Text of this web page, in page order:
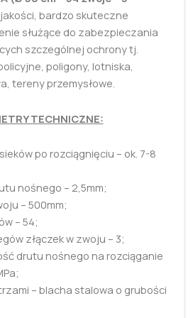
bardzo skuteczne
służące do zabezpieczania
szczególnej ochrony tj.
poligony, lotniska,
tereny przemysłowe.
TECHNICZNE:
po rozciągnięciu – ok. 7-8
nośnego – 2,5mm;
– 500mm;
– 54;
złączek w zwoju – 3;
drutu nośnego na rozciąganie
– blacha stalowa o grubości